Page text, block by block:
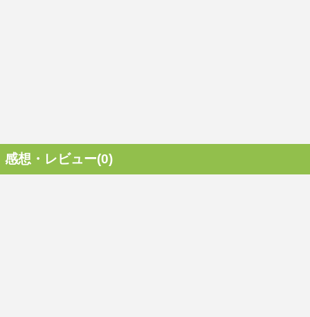
感想・レビュー(0)